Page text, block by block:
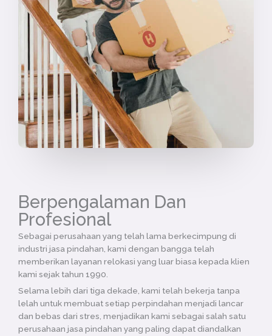
Berpengalaman Dan
Profesional
Sebagai perusahaan yang telah lama berkecimpung di
industri jasa pindahan, kami dengan bangga telah
memberikan layanan relokasi yang luar biasa kepada klien
kami sejak tahun 1990.
Selama lebih dari tiga dekade, kami telah bekerja tanpa
lelah untuk membuat setiap perpindahan menjadi lancar
dan bebas dari stres, menjadikan kami sebagai salah satu
perusahaan jasa pindahan yang paling dapat diandalkan